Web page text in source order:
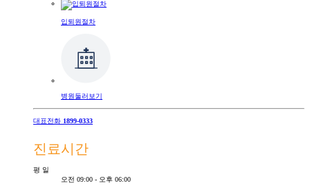
입퇴원절차
병원둘러보기
대표전화 1899-0333
진료시간
평 일
오전 09:00 - 오후 06:00